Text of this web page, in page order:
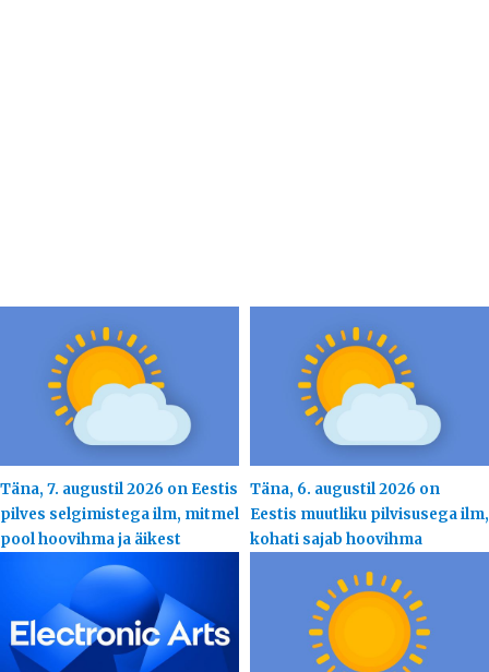
Täna, 7. augustil 2026 on Eestis
pilves selgimistega ilm, mitmel
pool hoovihma ja äikest
Täna, 6. augustil 2026 on
Eestis muutliku pilvisusega ilm,
kohati sajab hoovihma